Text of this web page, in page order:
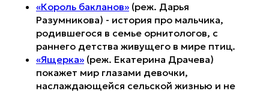
«Король бакланов» (реж. Дарья
Разумникова) - история про мальчика,
родившегося в семье орнитологов, с
раннего детства живущего в мире птиц.
«Ящерка» (реж. Екатерина Драчева)
покажет мир глазами девочки,
наслаждающейся сельской жизнью и не